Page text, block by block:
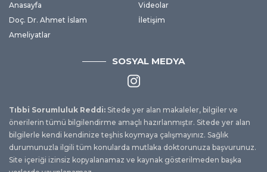
Anasayfa
Doç. Dr. Ahmet İslam
Ameliyatlar
Videolar
İletişim
SOSYAL MEDYA
Tıbbi Sorumluluk Reddi: Sitede yer alan makaleler, bilgiler ve
önerilerin tümü bilgilendirme amaçlı hazırlanmıştır. Sitede yer alan
bilgilerle kendi kendinize teşhis koymaya çalışmayınız. Sağlık
durumunuzla ilgili tüm konularda mutlaka doktorunuza başvurunuz.
Site içeriği izinsiz kopyalanamaz ve kaynak gösterilmeden başka